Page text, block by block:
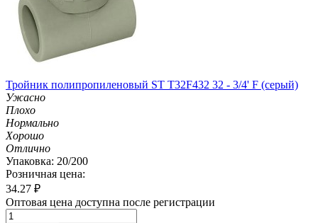
Тройник полипропиленовый ST T32F432 32 - 3/4' F (серый)
Ужасно
Плохо
Нормально
Хорошо
Отлично
Упаковка: 20/200
Розничная цена:
34.27 ₽
Оптовая цена доступна после регистрации